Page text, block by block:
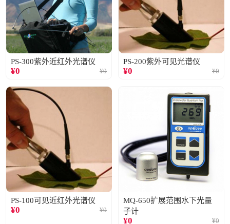
PS-300紫外近红外光谱仪
¥0 ¥0
PS-200紫外可见光谱仪
¥0 ¥0
PS-100可见近红外光谱仪
¥0 ¥0
MQ-650扩展范围水下光量
子计
¥0 ¥0